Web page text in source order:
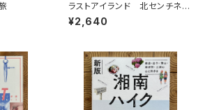
ラストアイランド 北センチネル
島 なぜ外界との接触を拒み続
けるのか
¥2,640